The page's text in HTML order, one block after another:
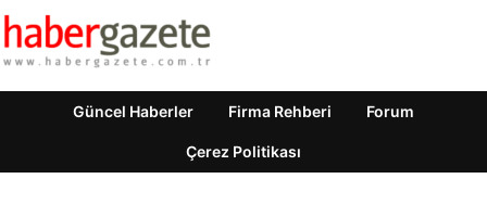
Güncel Haberler Firma Rehberi Forum
Çerez Politikası